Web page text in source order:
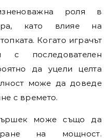
роля в
като влияе на
Когато играчът
последователен
да уцели целта
може да доведе
с времето.
може също да
на мощност.